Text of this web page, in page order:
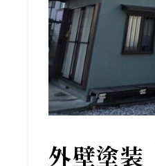
外壁塗装